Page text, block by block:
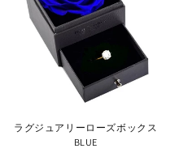
ラグジュアリーローズボックス
BLUE